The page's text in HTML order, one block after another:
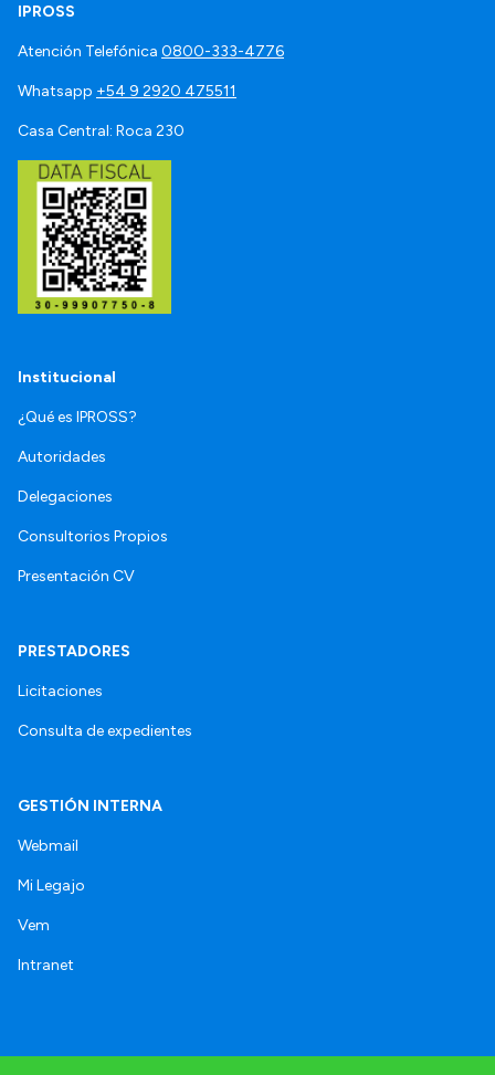
IPROSS
Atención Telefónica 0800-333-4776
Whatsapp +54 9 2920 475511
Casa Central: Roca 230
Institucional
¿Qué es IPROSS?
Autoridades
Delegaciones
Consultorios Propios
Presentación CV
PRESTADORES
Licitaciones
Consulta de expedientes
GESTIÓN INTERNA
Webmail
Mi Legajo
Vem
Intranet